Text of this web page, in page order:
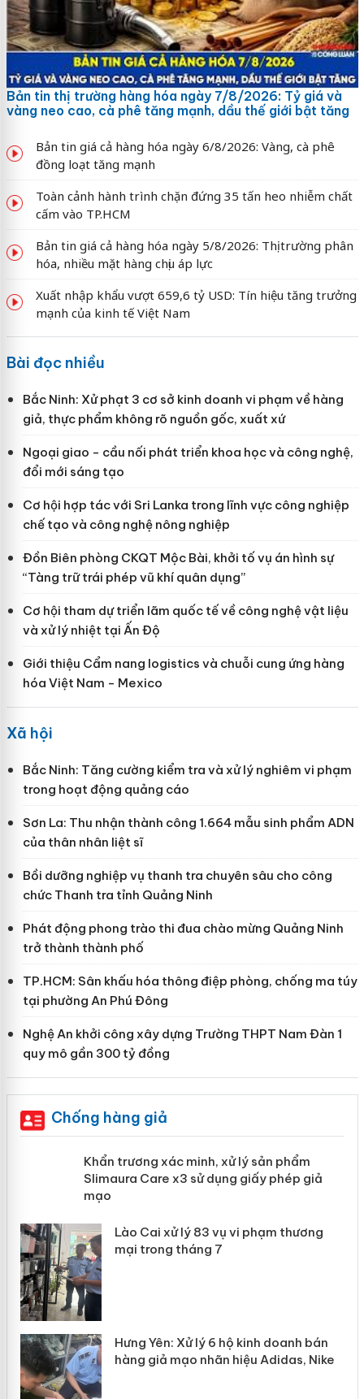
Bản tin thị trường hàng hóa ngày 7/8/2026: Tỷ giá và
vàng neo cao, cà phê tăng mạnh, dầu thế giới bật tăng
Bản tin giá cả hàng hóa ngày 6/8/2026: Vàng, cà phê
đồng loạt tăng mạnh
Toàn cảnh hành trình chặn đứng 35 tấn heo nhiễm chất
cấm vào TP.HCM
Bản tin giá cả hàng hóa ngày 5/8/2026: Thị trường phân
hóa, nhiều mặt hàng chịu áp lực
Xuất nhập khẩu vượt 659,6 tỷ USD: Tín hiệu tăng trưởng
mạnh của kinh tế Việt Nam
Bài đọc nhiều
Bắc Ninh: Xử phạt 3 cơ sở kinh doanh vi phạm về hàng
giả, thực phẩm không rõ nguồn gốc, xuất xứ
Ngoại giao - cầu nối phát triển khoa học và công nghệ,
đổi mới sáng tạo
Cơ hội hợp tác với Sri Lanka trong lĩnh vực công nghiệp
chế tạo và công nghệ nông nghiệp
Đồn Biên phòng CKQT Mộc Bài, khởi tố vụ án hình sự
“Tàng trữ trái phép vũ khí quân dụng”
Cơ hội tham dự triển lãm quốc tế về công nghệ vật liệu
và xử lý nhiệt tại Ấn Độ
Giới thiệu Cẩm nang logistics và chuỗi cung ứng hàng
hóa Việt Nam - Mexico
Xã hội
Bắc Ninh: Tăng cường kiểm tra và xử lý nghiêm vi phạm
trong hoạt động quảng cáo
Sơn La: Thu nhận thành công 1.664 mẫu sinh phẩm ADN
của thân nhân liệt sĩ
Bồi dưỡng nghiệp vụ thanh tra chuyên sâu cho công
chức Thanh tra tỉnh Quảng Ninh
Phát động phong trào thi đua chào mừng Quảng Ninh
trở thành thành phố
TP.HCM: Sân khấu hóa thông điệp phòng, chống ma túy
tại phường An Phú Đông
Nghệ An khởi công xây dựng Trường THPT Nam Đàn 1
quy mô gần 300 tỷ đồng
Chống hàng giả
Khẩn trương xác minh, xử lý sản phẩm
Slimaura Care x3 sử dụng giấy phép